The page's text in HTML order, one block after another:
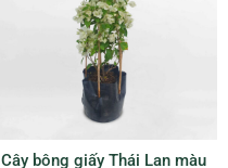
Cây bông giấy Thái Lan màu